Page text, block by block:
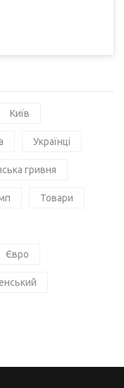
Київ
Українці
гривня
Товари
Євро